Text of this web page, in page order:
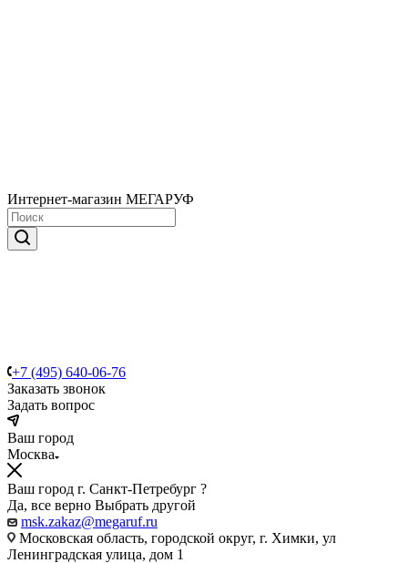
Интернет-магазин МЕГАРУФ
+7 (495) 640-06-76
Заказать звонок
Задать вопрос
Ваш город
Москва
Ваш город г. Санкт-Петребург ?
Да, все верно Выбрать другой
msk.zakaz@megaruf.ru
Московская область, городской округ, г. Химки, ул
Ленинградская улица, дом 1